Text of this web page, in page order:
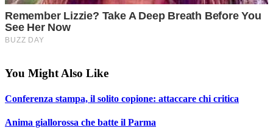
You Might Also Like
Conferenza stampa, il solito copione: attaccare chi critica
Anima giallorossa che batte il Parma